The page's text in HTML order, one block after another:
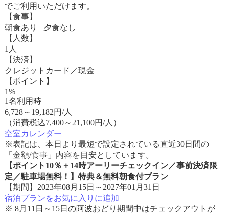
でご利用いただけます。
【食事】
朝食あり 夕食なし
【人数】
1人
【決済】
クレジットカード／現金
【ポイント】
1%
1名利用時
6,728～ 19,182円/人
（消費税込7,400～21,100円/人）
空室カレンダー
※表記は、本日より最短で設定されている直近30日間の
「金額/食事」内容を目安としています。
【ポイント10％＋14時アーリーチェックイン／事前決済限
定／駐車場無料！】特典＆無料朝食付プラン
【期間】2023年08月15日～2027年01月31日
宿泊プランをお気に入りに追加
※ 8月11日～15日の阿波おどり期間中はチェックアウトが